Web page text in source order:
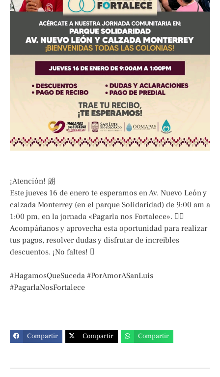
¡Atención! 朗
Este jueves 16 de enero te esperamos en Av. Nuevo León y
calzada Monterrey (en el parque Solidaridad) de 9:00 am a
1:00 pm, en la jornada «Pagarla nos Fortalece». 
Acompáñanos y aprovecha esta oportunidad para realizar
tus pagos, resolver dudas y disfrutar de increíbles
descuentos. ¡No faltes! 
#HagamosQueSuceda #PorAmorASanLuis
#PagarlaNosFortalece
Compartir Compartir Compartir